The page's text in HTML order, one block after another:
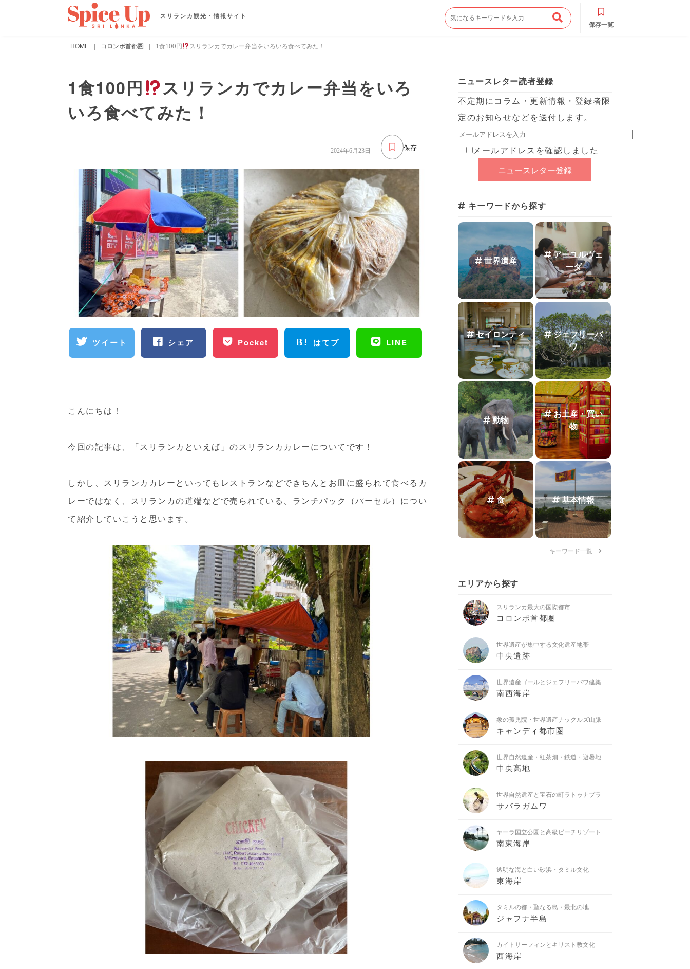
スリランカ観光・情報サイト
保存一覧
HOME | コロンボ首都圏 | 1食100円 スリランカでカレー弁当をいろいろ食べてみた！
1食100円
スリランカでカレー弁当をいろ
いろ食べてみた！
保存
2024年6月23日
ツイート シェア Pocket はてブ LINE
こんにちは！
今回の記事は、「スリランカといえば」のスリランカカレーについてです！
しかし、スリランカカレーといってもレストランなどできちんとお皿に盛られて食べるカ
レーではなく、スリランカの道端などで売られている、ランチパック（パーセル）につい
て紹介していこうと思います。
ニュースレター読者登録
不定期にコラム・更新情報・登録者限
定のお知らせなどを送付します。
メールアドレスを確認しました
キーワードから探す
世界遺産
アーユルヴェ
ーダ
セイロンティ
ー
ジェフリーバ
ワ
動物
お土産・買い
物
食 基本情報
キーワード一覧
エリアから探す
スリランカ最大の国際都市
コロンボ首都圏
世界遺産が集中する文化遺産地帯
中央遺跡
世界遺産ゴールとジェフリーバワ建築
南西海岸
象の孤児院・世界遺産ナックルズ山脈
キャンディ都市圏
世界自然遺産・紅茶畑・鉄道・避暑地
中央高地
世界自然遺産と宝石の町ラトゥナプラ
サバラガムワ
ヤーラ国立公園と高級ビーチリゾート
南東海岸
透明な海と白い砂浜・タミル文化
東海岸
タミルの都・聖なる島・最北の地
ジャフナ半島
カイトサーフィンとキリスト教文化
西海岸